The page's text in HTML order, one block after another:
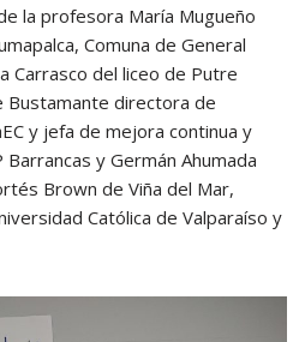
la profesora María Mugueño
Comuna de General
Carrasco del liceo de Putre
Bustamante directora de
y jefa de mejora continua y
y Germán Ahumada
Brown de Viña del Mar,
Católica de Valparaíso y